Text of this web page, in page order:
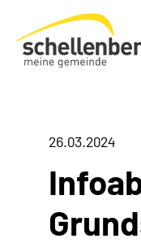
Gemeinde Schellenberg Startseite
26.03.2024